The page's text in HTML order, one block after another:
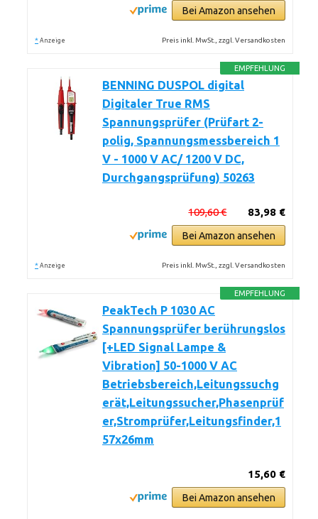
Bei Amazon ansehen
* Anzeige Preis inkl. MwSt., zzgl. Versandkosten
EMPFEHLUNG
BENNING DUSPOL digital
Digitaler True RMS
Spannungsprüfer (Prüfart 2-
polig, Spannungsmessbereich 1
V - 1000 V AC/ 1200 V DC,
Durchgangsprüfung) 50263
83,98 €
109,60 €
Bei Amazon ansehen
* Anzeige Preis inkl. MwSt., zzgl. Versandkosten
EMPFEHLUNG
PeakTech P 1030 AC
Spannungsprüfer berührungslos
[+LED Signal Lampe &
Vibration] 50-1000 V AC
Betriebsbereich,Leitungssuchg
erät,Leitungssucher,Phasenprüf
er,Stromprüfer,Leitungsfinder,1
57x26mm
15,60 €
Bei Amazon ansehen